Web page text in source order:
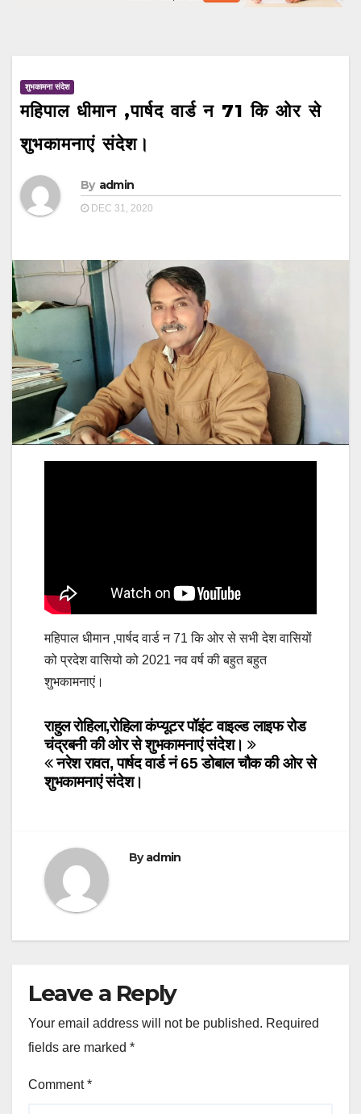
शुभकामना संदेश
महिपाल धीमान ,पार्षद वार्ड न 71 कि ओर से
शुभकामनाएं संदेश।
By admin
DEC 31, 2020
महिपाल धीमान ,पार्षद वार्ड न 71 कि ओर से सभी देश वासियों
को प्रदेश वासियो को 2021 नव वर्ष की बहुत बहुत
शुभकामनाएं।
Post
navigation
राहुल रोहिला,रोहिला कंप्यूटर पॉइंट वाइल्ड लाइफ रोड
चंद्रबनी की ओर से शुभकामनाएं संदेश।
नरेश रावत, पार्षद वार्ड नं 65 डोबाल चौक की ओर से
शुभकामनाएं संदेश।
Byadmin
Leave a Reply
Your email address will not be published. Required
fields are marked *
Comment*